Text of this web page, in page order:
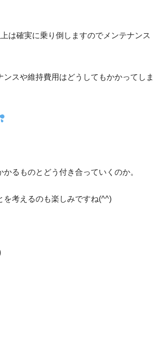
は確実に乗り倒しますのでメンテナンス
ンスや維持費用はどうしてもかかってしま
るものとどう付き合っていくのか。
を考えるのも楽しみですね(^^)